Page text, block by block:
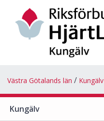
Västra Götalands län Kungälv
Kungälv